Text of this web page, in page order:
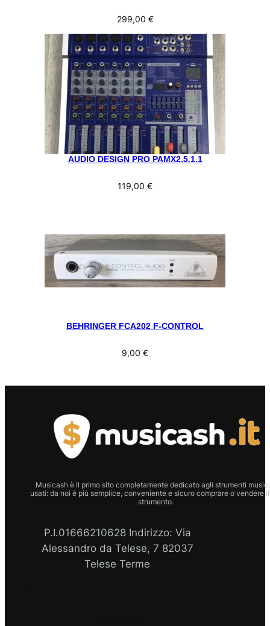
299,00 €
AUDIO DESIGN PRO PAMX2.5.1.1
119,00 €
BEHRINGER FCA202 F-CONTROL
9,00 €
Musicash è Il primo sito completamente dedicato agli strumenti
usati: da noi è più semplice, conveniente e sicuro comprare o vendere
strumento.
P.I.01666210628 Indirizzo: Via
Alessandro da Telese, 7 82037
Telese Terme